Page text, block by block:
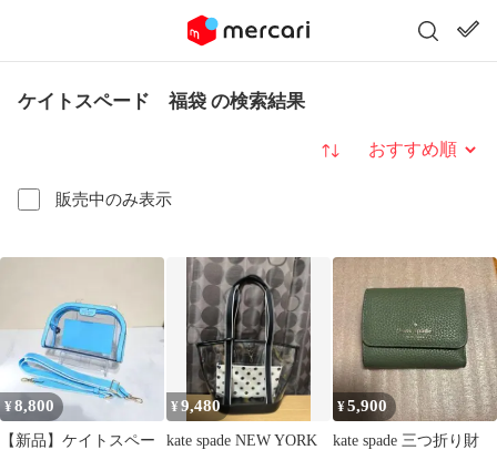
ケイトスペード 福袋 の検索結果
販売中のみ表示
並び替え
¥8,800
【新品】ケイトスペー
¥9,480
kate spade NEW YORK
¥5,900
kate spade 三つ折り財